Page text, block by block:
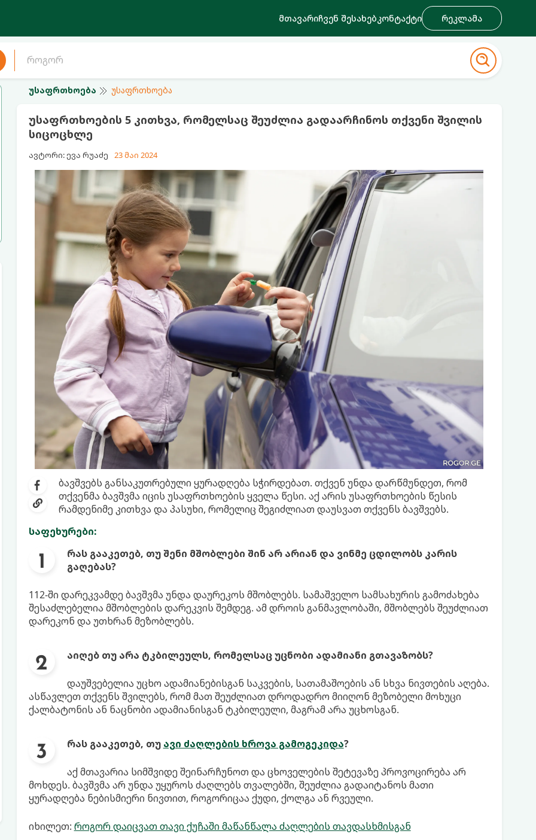
მთავარიჩვენ შესახებკონტაქტი რეკლამა
უსაფრთხოება უსაფრთხოება
უსაფრთხოების 5 კითხვა, რომელსაც შეუძლია გადაარჩინოს თქვენი შვილის
სიცოცხლე
ავტორი: ევა რუაძე 23 მაი 2024
ბავშვებს განსაკუთრებული ყურადღება სჭირდებათ. თქვენ უნდა დარწმუნდეთ, რომ
თქვენმა ბავშვმა იცის უსაფრთხოების ყველა წესი. აქ არის უსაფრთხოების წესის
რამდენიმე კითხვა და პასუხი, რომელიც შეგიძლიათ დაუსვათ თქვენს ბავშვებს.
საფეხურები:
რას გააკეთებ, თუ შენი მშობლები შინ არ არიან და ვინმე ცდილობს კარის
გაღებას?
112-ში დარეკვამდე ბავშვმა უნდა დაურეკოს მშობლებს. სამაშველო სამსახურის გამოძახება
შესაძლებელია მშობლების დარეკვის შემდეგ. ამ დროის განმავლობაში, მშობლებს შეუძლიათ
დარეკონ და უთხრან მეზობლებს.
აიღებ თუ არა ტკბილეულს, რომელსაც უცნობი ადამიანი გთავაზობს?
დაუშვებელია უცხო ადამიანებისგან საკვების, სათამაშოების ან სხვა ნივთების აღება.
ასწავლეთ თქვენს შვილებს, რომ მათ შეუძლიათ დროდადრო მიიღონ მეზობელი მოხუცი
ქალბატონის ან ნაცნობი ადამიანისგან ტკბილეული, მაგრამ არა უცხოსგან.
რას გააკეთებ, თუ ავი ძაღლების ხროვა გამოგეკიდა?
აქ მთავარია სიმშვიდე შეინარჩუნოთ და ცხოველების შეტევაზე პროვოცირება არ
მოხდეს. ბავშვმა არ უნდა უყუროს ძაღლებს თვალებში, შეუძლია გადაიტანოს მათი
ყურადღება ნებისმიერი ნივთით, როგორიცაა ქუდი, ქოლგა ან რვეული.
იხილეთ: როგორ დაიცვათ თავი ქუჩაში მაწანწალა ძაღლების თავდასხმისგან